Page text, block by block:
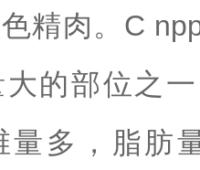
精肉。C
的部位之
量多，脂肪